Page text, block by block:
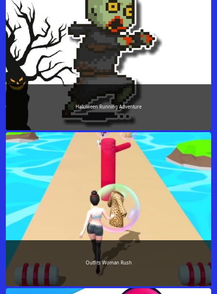
Halloween Running Adventure
Outfits Woman Rush